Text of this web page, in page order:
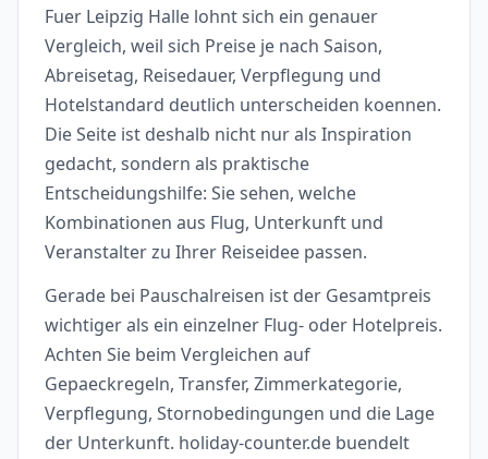
Fuer Leipzig Halle lohnt sich ein genauer
Vergleich, weil sich Preise je nach Saison,
Abreisetag, Reisedauer, Verpflegung und
Hotelstandard deutlich unterscheiden koennen.
Die Seite ist deshalb nicht nur als Inspiration
gedacht, sondern als praktische
Entscheidungshilfe: Sie sehen, welche
Kombinationen aus Flug, Unterkunft und
Veranstalter zu Ihrer Reiseidee passen.
Gerade bei Pauschalreisen ist der Gesamtpreis
wichtiger als ein einzelner Flug- oder Hotelpreis.
Achten Sie beim Vergleichen auf
Gepaeckregeln, Transfer, Zimmerkategorie,
Verpflegung, Stornobedingungen und die Lage
der Unterkunft. holiday-counter.de buendelt